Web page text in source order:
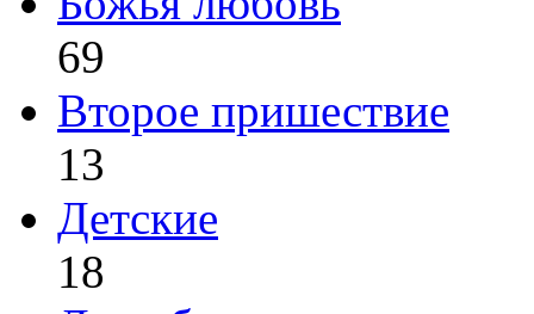
69
Второе пришествие
13
Детские
18